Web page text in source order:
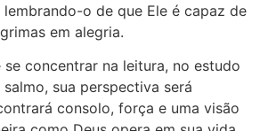
o de que Ele é capaz de
em alegria.
concentrar na leitura, no estudo
sua perspectiva será
consolo, força e uma visão